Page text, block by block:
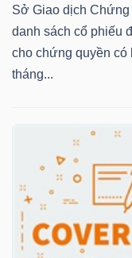
Sở Giao dịch
danh sách cổ phiếu
cho chứng quyền có
tháng...
NGÀNH
DOANH
PHIẾU